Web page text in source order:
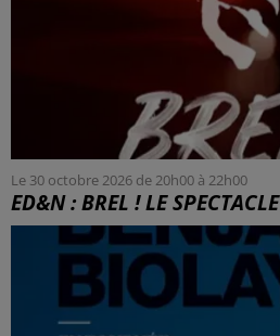
Le 30 octobre 2026 de 20h00 à 22h00
ED&N : BREL ! LE SPECTACLE